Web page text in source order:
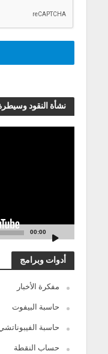
نشأة النقود
00:00
أدوات وبرامج
مفكرة الأخبار
حاسبة البيفوت
حاسبة
حساب النقطة